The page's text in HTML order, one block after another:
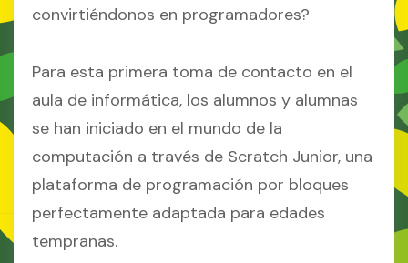
convirtiéndonos en programadores?
Para esta primera toma de contacto en el
aula de informática, los alumnos y alumnas
se han iniciado en el mundo de la
computación a través de Scratch Junior, una
plataforma de programación por bloques
perfectamente adaptada para edades
tempranas.